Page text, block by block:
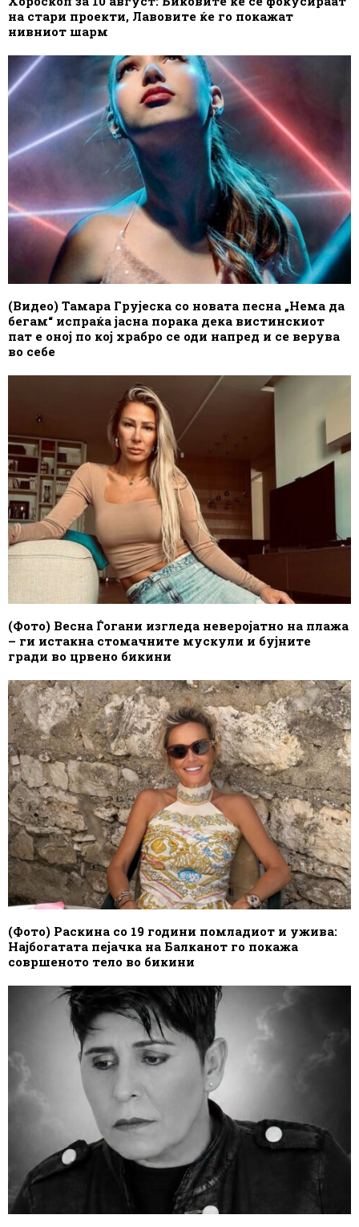
на стари проекти, Лавовите ќе го покажат
нивниот шарм
(Видео) Тамара Грујеска со новата песна „Нема да
бегам“ испраќа јасна порака дека вистинскиот
пат е оној по кој храбро се оди напред и се верува
во себе
(Фото) Весна Ѓогани изгледа неверојатно на плажа
– ги истакна стомачните мускули и бујните
гради во црвено бикини
(Фото) Раскина со 19 години помладиот и ужива:
Најбогатата пејачка на Балканот го покажа
совршеното тело во бикини